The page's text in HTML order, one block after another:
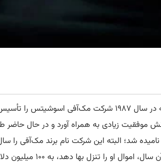
موفقیت زیادی به همراه آورد و در حال حاضر
سیکوریتی نامیده شد؛ البته این شرکت نام برند